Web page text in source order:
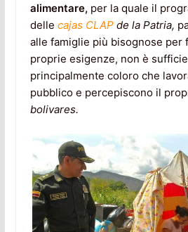
alimentare,per la quale il
delle cajas CLAPde la Patria,
alle famiglie più bisognose per
proprie esigenze, non è
principalmente coloro che
pubblico e percepiscono il
bolivares.